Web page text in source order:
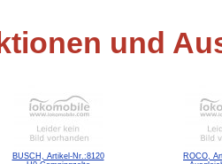
und
BUSCH, Artikel-Nr.:8120
ROCO,